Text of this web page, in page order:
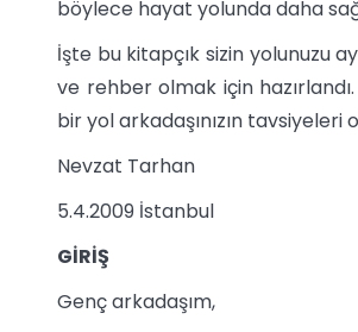
böylece hayat yolunda daha
İşte bu kitapçık sizin yolunuzu
ve rehber olmak için
bir yol arkadaşınızın
Nevzat Tarhan
5.4.2009 İstanbul
GİRİŞ
Genç arkadaşım,